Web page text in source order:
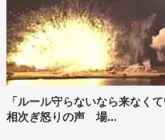
「ルール守らないなら来なく
相次ぎ怒りの声 場...